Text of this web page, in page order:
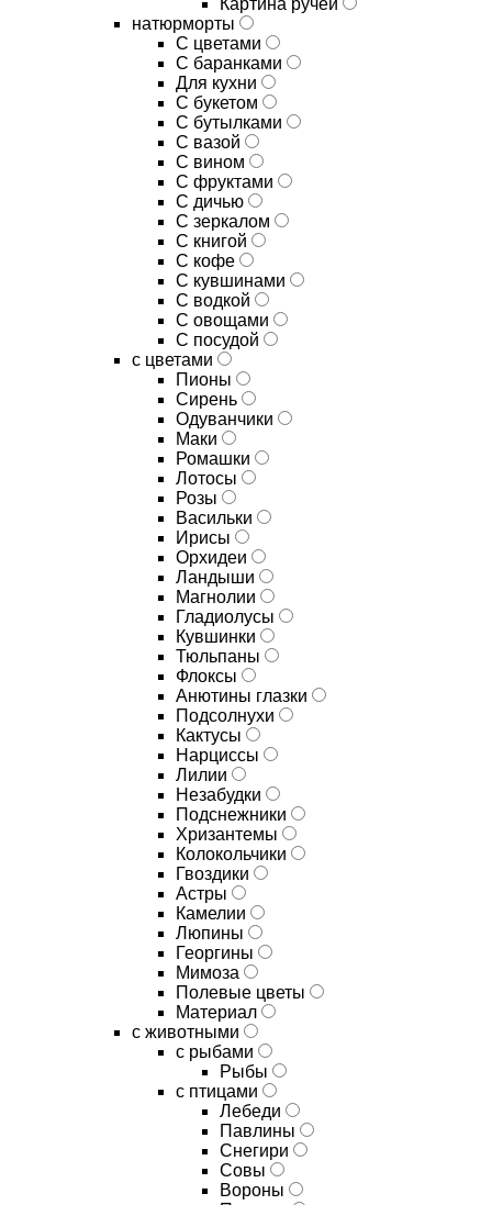
Картина ручей
натюрморты
С цветами
С баранками
Для кухни
C букетом
C бутылками
C вазой
C вином
C фруктами
C дичью
C зеркалом
C книгой
C кофе
C кувшинами
C водкой
C овощами
C посудой
с цветами
Пионы
Сирень
Одуванчики
Маки
Ромашки
Лотосы
Розы
Васильки
Ирисы
Орхидеи
Ландыши
Магнолии
Гладиолусы
Кувшинки
Тюльпаны
Флоксы
Анютины глазки
Подсолнухи
Кактусы
Нарциссы
Лилии
Незабудки
Подснежники
Хризантемы
Колокольчики
Гвоздики
Астры
Камелии
Люпины
Георгины
Мимоза
Полевые цветы
Материал
с животными
с рыбами
Рыбы
с птицами
Лебеди
Павлины
Снегири
Совы
Вороны